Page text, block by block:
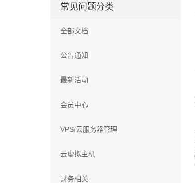
常见问题分类
全部文档
公告通知
最新活动
会员中心
VPS/云服务器管理
云虚拟主机
财务相关